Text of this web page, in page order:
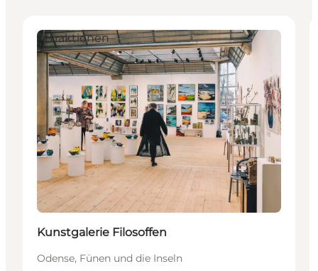
Attraktionen
Kunstgalerie Filosoffen
Odense, Fünen und die Inseln